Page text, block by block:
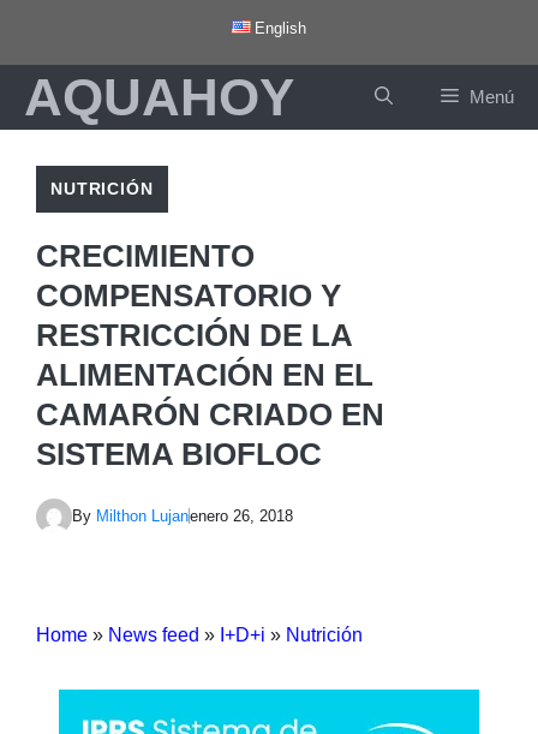
contenido
English
AQUAHOY Menú
NUTRICIÓN
CRECIMIENTO
COMPENSATORIO Y
RESTRICCIÓN DE LA
ALIMENTACIÓN EN EL
CAMARÓN CRIADO EN
SISTEMA BIOFLOC
By Milthon Lujanenero 26, 2018
Home » News feed » I+D+i » Nutrición